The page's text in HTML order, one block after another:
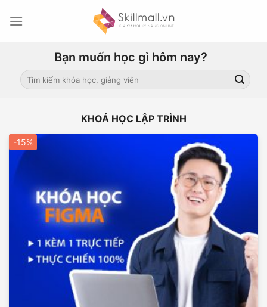
Bạn muốn học gì hôm nay?
Search
for:
KHOÁ HỌC LẬP TRÌNH
-15%